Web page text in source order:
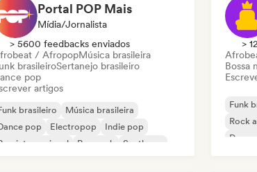
Portal POP Mais
Mídia/Jornalista
> 5600 feedbacks enviados
/ AfropopMúsica brasileira
brasileiroSertanejo brasileiro
pop
artigos
brasileiro
Música brasileira
pop
Electropop
Indie pop
internacional
Pop rock Synthpop
>
Bossa
Funk
Rock
Dance